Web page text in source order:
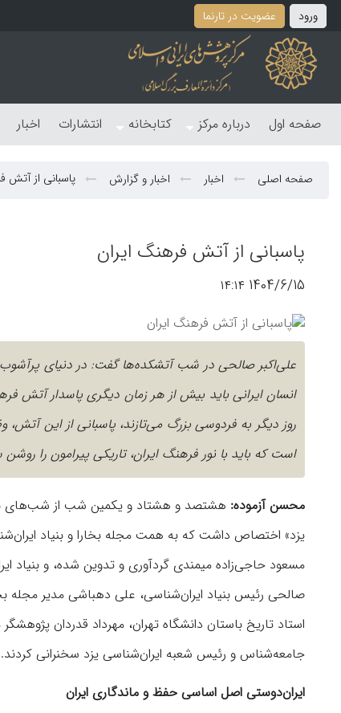
ورود عضویت در تارنما
صفحه اول درباره مرکز کتابخانه انتشارات اخبار
صفحه اصلی اخبار اخبار و گزارش پاسبانی از آتش
پاسبانی از آتش فرهنگ ایران
1404/6/15 ۱۴:۱۴
علی‌اکبر صالحی در شب آتشکده‌ها گفت: در دنیای
انسان ایرانی باید بیش از هر زمان دیگری پاسدار آتش
روز دیگر به فردوسی بزرگ می‌تازند، پاسبانی از این
است که باید با نور فرهنگ ایران، تاریکی پیرامون را روشن
محسن آزموده: هشتصد و هشتاد و یکمین شب از شب‌های
مسعود حاجی‌زاده میمندی گردآوری و تدوین شده، و بنیاد
صالحی رئیس بنیاد ایران‌شناسی، علی دهباشی مدیر مجله
استاد تاریخ باستان دانشگاه تهران، مهرداد قدردان
جامعه‌شناس و رئیس شعبه ایران‌شناسی یزد سخنرانی
ایران‌دوستی اصل اساسی حفظ و ماندگاری ایران